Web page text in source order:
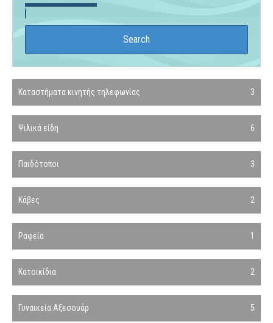
Καταστήματα κινητής τηλεφωνίας 3
Ψιλικά είδη 6
Παιδότοποι 3
Κάβες 2
Ραφεία 1
Κατοικίδια 2
Γυναικεία Αξεσουάρ 5